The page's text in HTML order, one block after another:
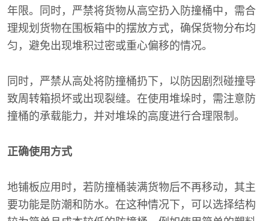
年限。同时，严禁将货物从高空扔入防撞桶中，需合
理规划货物在围板箱中的摆放方式，确保货物分布均
匀，避免出现堆积过密或重心偏移的情况。
同时，严禁从高处将防撞桶扔下，以防因剧烈碰撞导
致周转箱损坏或出现裂缝。在使用堆垛时，需注意防
撞桶的承载能力，并对堆垛的高度进行合理限制。
正确使用方式
地铺板应用时，若防撞桶装满货物后不再移动，其主
要功能是防潮和防水。在这种情况下，可以选择结构